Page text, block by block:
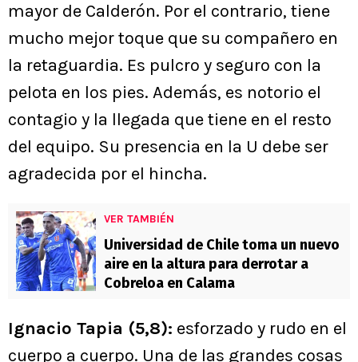
mayor de Calderón. Por el contrario, tiene
mucho mejor toque que su compañero en
la retaguardia. Es pulcro y seguro con la
pelota en los pies. Además, es notorio el
contagio y la llegada que tiene en el resto
del equipo. Su presencia en la U debe ser
agradecida por el hincha.
VER TAMBIÉN
Universidad de Chile toma un nuevo
aire en la altura para derrotar a
Cobreloa en Calama
Ignacio Tapia (5,8): esforzado y rudo en el
cuerpo a cuerpo. Una de las grandes cosas